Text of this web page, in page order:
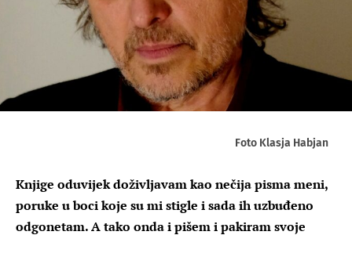
Foto Klasja Habjan
Knjige oduvijek doživljavam kao nečija pisma meni,
poruke u boci koje su mi stigle i sada ih uzbuđeno
odgonetam. A tako onda i pišem i pakiram svoje